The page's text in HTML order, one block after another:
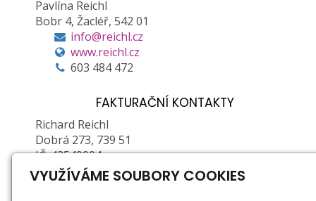
Pavlína Reichl
Bobr 4, Žacléř, 542 01
info@reichl.cz
www.reichl.cz
603 484 472
FAKTURAČNÍ KONTAKTY
Richard Reichl
Dobrá 273, 739 51
IČ: 43549004
DIČ: CZ6603261907 (plátce DPH)
VYUŽÍVÁME SOUBORY COOKIES